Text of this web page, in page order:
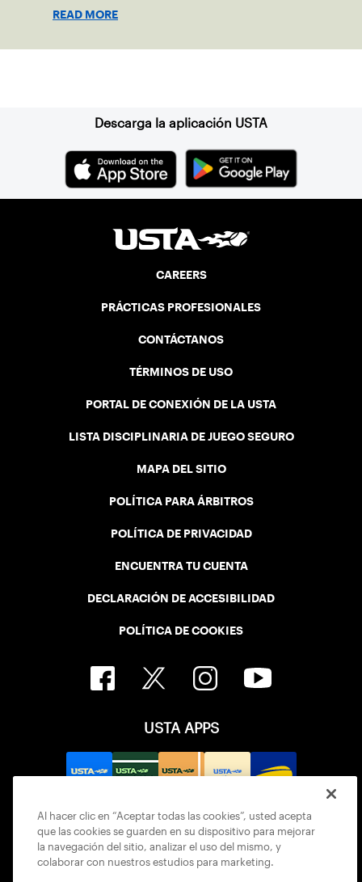
READ MORE
Descarga la aplicación USTA
CAREERS
PRÁCTICAS PROFESIONALES
CONTÁCTANOS
TÉRMINOS DE USO
PORTAL DE CONEXIÓN DE LA USTA
LISTA DISCIPLINARIA DE JUEGO SEGURO
MAPA DEL SITIO
POLÍTICA PARA ÁRBITROS
POLÍTICA DE PRIVACIDAD
ENCUENTRA TU CUENTA
DECLARACIÓN DE ACCESIBILIDAD
POLÍTICA DE COOKIES
USTA APPS
Al hacer clic en “Aceptar todas las cookies”, usted acepta
que las cookies se guarden en su dispositivo para mejorar
la navegación del sitio, analizar el uso del mismo, y
colaborar con nuestros estudios para marketing.